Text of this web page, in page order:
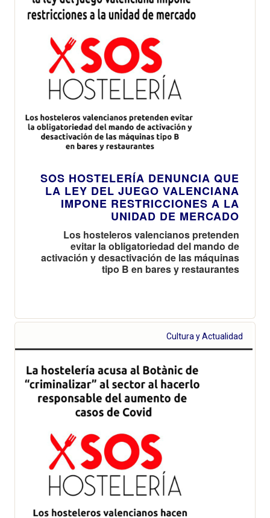
SOS HOSTELERÍA DENUNCIA QUE
LA LEY DEL JUEGO VALENCIANA
IMPONE RESTRICCIONES A LA
UNIDAD DE MERCADO
Los hosteleros valencianos pretenden
evitar la obligatoriedad del mando de
activación y desactivación de las máquinas
tipo B en bares y restaurantes
Cultura y Actualidad